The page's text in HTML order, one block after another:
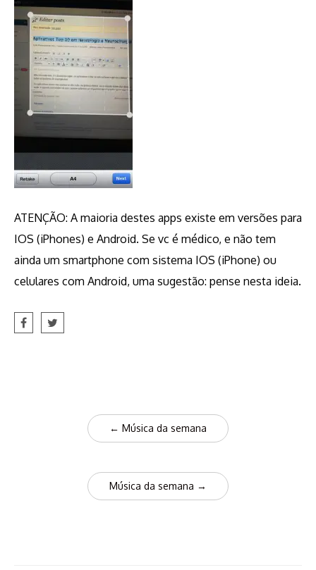
ATENÇÃO: A maioria destes apps existe em versões para
IOS (iPhones) e Android. Se vc é médico, e não tem
ainda um smartphone com sistema IOS (iPhone) ou
celulares com Android, uma sugestão: pense nesta ideia.
navigation
← Música da semana
Música da semana →